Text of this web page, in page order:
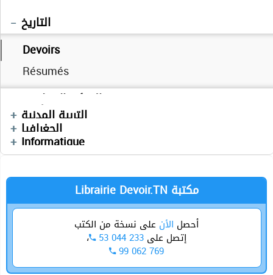
Français
التاريخ
Devoirs
Résumés
التفكير الإسلامي
Cours
Devoirs
Physique
Exercices
Résumés
TPs
Sciences SVT
Devoirs
Exercices
Mathématiques
Cours
Devoirs
Séries
Anglais
Devoirs
Exercices
التربية المدنية
Devoirs
الجغرافيا
Devoirs
العربية
Cours
Devoirs
Vidéos
Autres
Technologie
Cours
Devoirs
Séries
Informatique
Devoirs
Librairie Devoir.TN مكتبة
أحصل الأن على نسخة من الكتب
إتصل على 53 044 233 ،
99 062 769